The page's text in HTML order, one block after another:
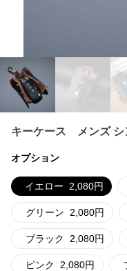
キーケース メンズ シ
オプション
イエロー 2,080円
グリーン 2,080円
ブラック 2,080円
ピンク 2,080円